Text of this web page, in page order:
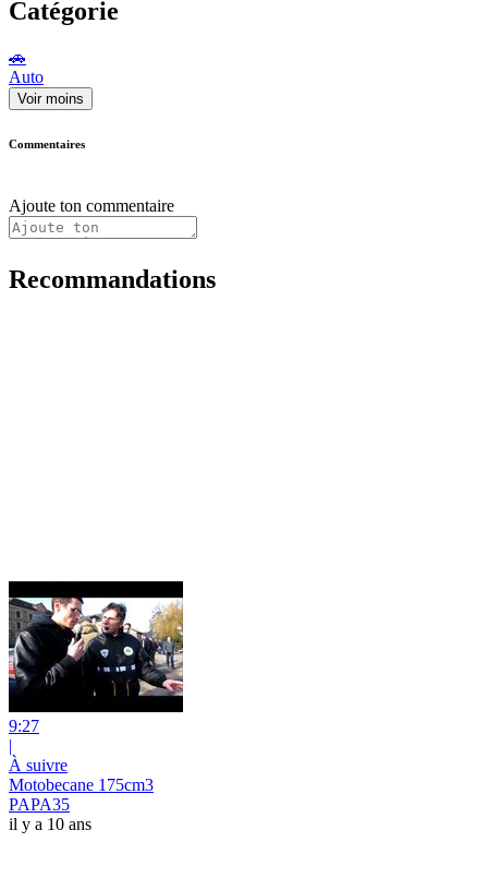
Catégorie
🚗
Auto
Voir moins
Commentaires
Ajoute ton commentaire
Recommandations
9:27
|
À suivre
Motobecane 175cm3
PAPA35
il y a 10 ans